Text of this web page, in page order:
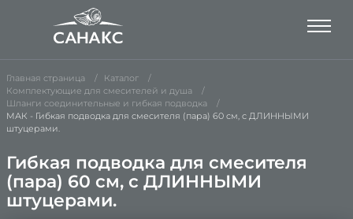
Главная страница
Каталог
Комплектующие для смесителей и душа
Шланги соединительные и гибкая подводка
МАК - Гибкая подводка для смесителя (пара) 60 см, с ДЛИННЫМИ
штуцерами.
Гибкая подводка для смесителя
(пара) 60 см, с ДЛИННЫМИ
штуцерами.